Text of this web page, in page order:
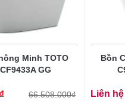
Minh TOTO
GG
66.508.000₫
Bồn
Liên hệ